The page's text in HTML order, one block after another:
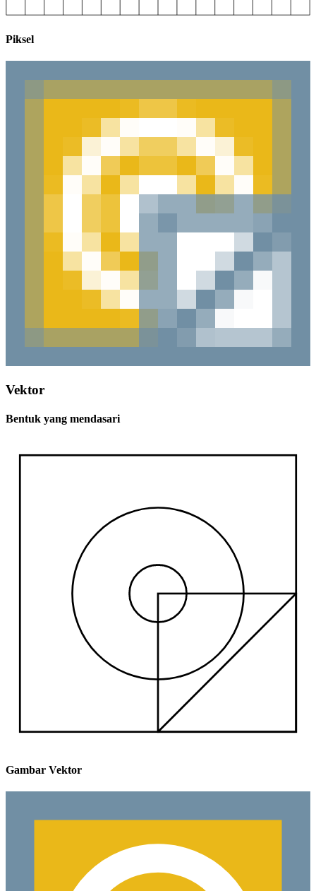
Piksel
Vektor
Bentuk yang mendasari
Gambar Vektor